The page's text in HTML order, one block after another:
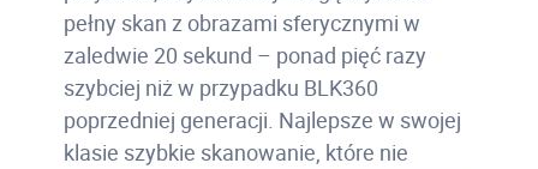
pełny skan z obrazami sferycznymi w
zaledwie 20 sekund – ponad pięć razy
szybciej niż w przypadku BLK360
poprzedniej generacji. Najlepsze w swojej
klasie szybkie skanowanie, które nie